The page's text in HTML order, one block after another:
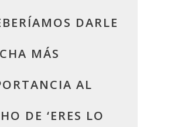
DARLE
MÁS
AL
DE ‘ERES LO